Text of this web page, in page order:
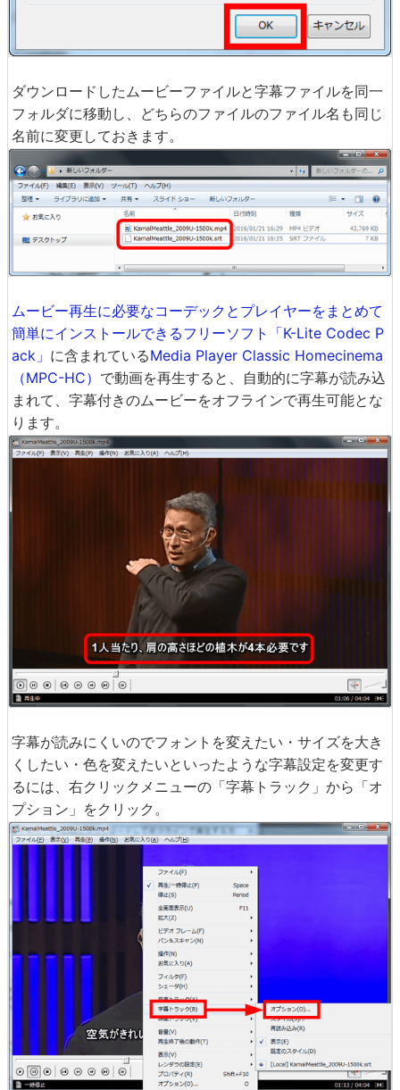
ダウンロードしたムービーファイルと字幕ファイルを同一
フォルダに移動し、どちらのファイルのファイル名も同じ
名前に変更しておきます。
ムービー再生に必要なコーデックとプレイヤーをまとめて
簡単にインストールできるフリーソフト「K-Lite Codec P
ack」 に含まれているMedia Player Classic Homecinema
（MPC-HC） で動画を再生すると、自動的に字幕が読み込
まれて、字幕付きのムービーをオフラインで再生可能とな
ります。
字幕が読みにくいのでフォントを変えたい・サイズを大き
くしたい・色を変えたいといったような字幕設定を変更す
るには、右クリックメニューの「字幕トラック」から「オ
プション」をクリック。